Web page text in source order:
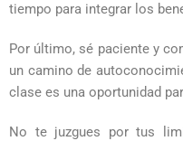
tiempo para integrar los
Por último, sé paciente y
un camino de
clase es una oportunidad
No te juzgues por tus